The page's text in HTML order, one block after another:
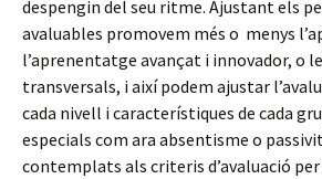
despengin del seu ritme. Ajustant els
avaluables promovem més o menys
l’aprenentatge avançat i innovador, o
transversals, i així podem ajustar
cada nivell i característiques de cada
especials com ara absentisme o
contemplats als criteris d’avaluació